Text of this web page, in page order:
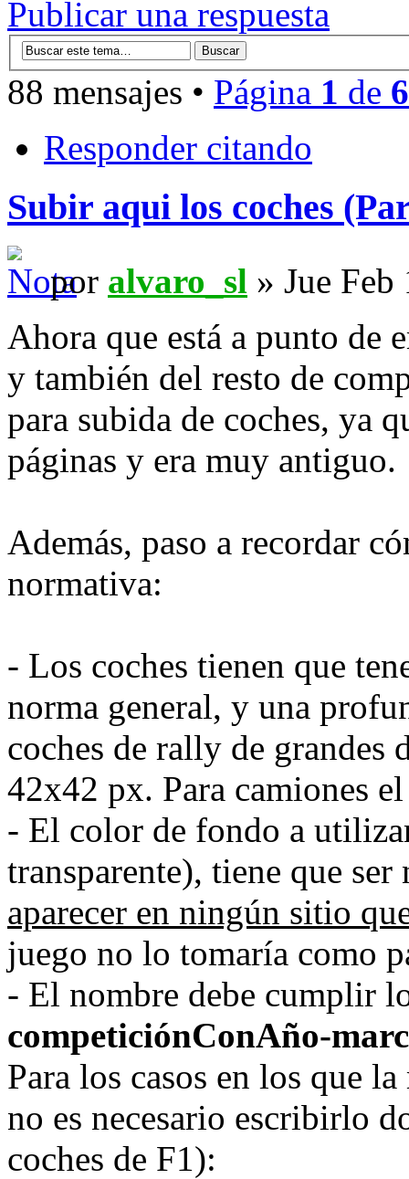
Publicar una respuesta
88 mensajes • Página 1 de 6
Responder citando
Subir aqui los coches
por alvaro_sl » Jue
Ahora que está a punto de
y también del resto de
para subida de coches, ya
páginas y era muy antiguo.
Además, paso a recordar
normativa:
- Los coches tienen que
norma general, y una
coches de rally de grandes
42x42 px. Para camiones
- El color de fondo a
transparente), tiene que
aparecer en ningún sitio
juego no lo tomaría como
- El nombre debe cumplir
competiciónConAño-
Para los casos en los que
no es necesario escribirlo
coches de F1):